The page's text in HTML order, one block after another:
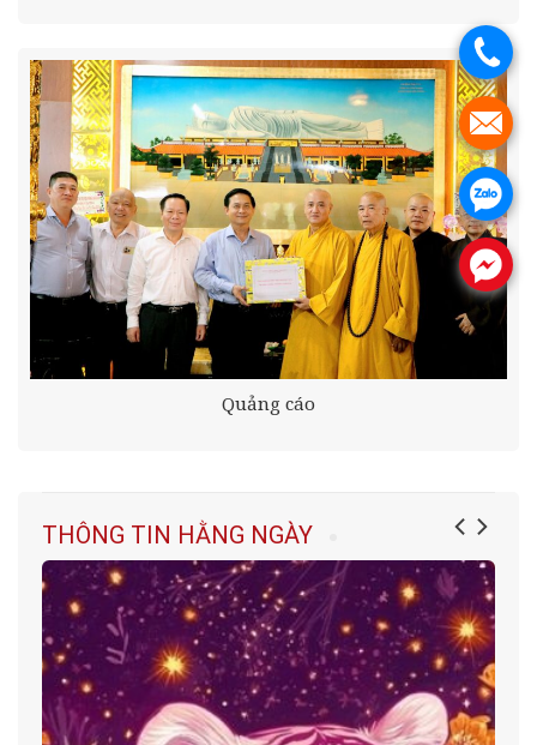
Quảng cáo
THÔNG TIN HẰNG NGÀY
.
.
.
.